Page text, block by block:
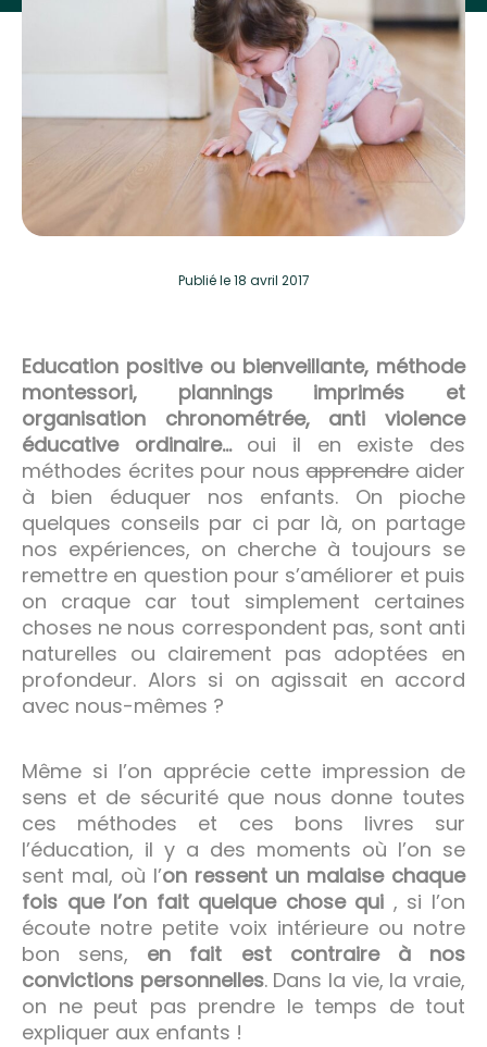
Publiéle 18 avril 2017
Education positive ou bienveillante, méthode
montessori, plannings imprimés et
organisation chronométrée, anti violence
éducative ordinaire…oui il en existe des
méthodes écrites pour nousapprendreaider
à bien éduquer nos enfants. On pioche
quelques conseils par ci par là, on partage
nos expériences, on cherche à toujours se
remettre en question pour s’améliorer et puis
on craque car tout simplement certaines
choses ne nous correspondent pas, sont anti
naturelles ou clairement pas adoptées en
profondeur. Alors si on agissait en accord
avec nous-mêmes ?
Même si l’on apprécie cette impression de
sens et de sécurité que nous donne toutes
ces méthodes et ces bons livres sur
l’éducation, il y a des moments où l’on se
sent mal, où l’on ressent un malaise chaque
fois que l’on fait quelque chose qui , si l’on
écoute notre petite voix intérieure ou notre
bon sens, en fait est contraire à nos
convictions personnelles. Dans la vie, la vraie,
on ne peut pas prendre le temps de tout
expliquer aux enfants !